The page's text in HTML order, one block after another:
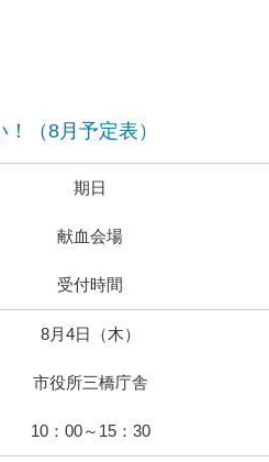
（8月予定表）
期日
献血会場
受付時間
8月4日（木）
市役所三橋庁舎
10：00～15：30